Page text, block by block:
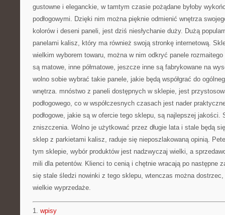
gustowne i eleganckie, w tamtym czasie pożądane byłoby
podłogowymi. Dzięki nim można pięknie odmienić wnętrza
kolorów i deseni paneli, jest dziś niesłychanie duży. Dużą
panelami kalisz, który ma również swoją stronkę internetową.
wielkim wyborem towaru, można w nim odkryć panele
są matowe, inne półmatowe, jeszcze inne są fabrykowane na
wolno sobie wybrać takie panele, jakie będą współgrać do
wnętrza. mnóstwo z paneli dostępnych w sklepie, jest
podłogowego, co w współczesnych czasach jest nader
podłogowe, jakie są w ofercie tego sklepu, są najlepszej jakości.
zniszczenia. Wolno je użytkować przez długie lata i stale będą
sklep z parkietami kalisz, raduje się nieposzlakowaną opinią.
tym sklepie, wybór produktów jest nadzwyczaj wielki, a
mili dla petentów. Klienci to cenią i chętnie wracają po następne
się stale śledzi nowinki z tego sklepu, wtenczas można
wielkie wyprzedaże.
1. wpisy